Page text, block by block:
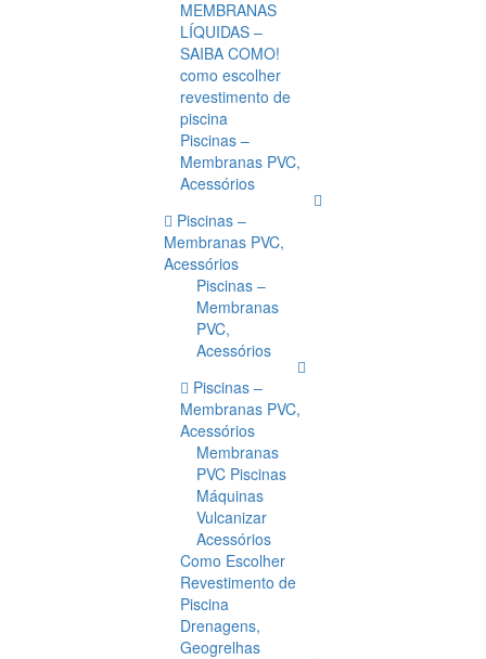
MEMBRANAS
LÍQUIDAS –
SAIBA COMO!
como escolher
revestimento de
piscina
Piscinas –
Membranas PVC,
Acessórios
Piscinas –
Membranas PVC,
Acessórios
Piscinas –
Membranas
PVC,
Acessórios
Piscinas –
Membranas PVC,
Acessórios
Membranas
PVC Piscinas
Máquinas
Vulcanizar
Acessórios
Como Escolher
Revestimento de
Piscina
Drenagens,
Geogrelhas